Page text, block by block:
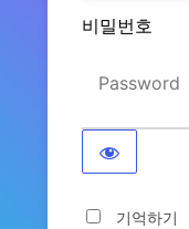
비밀번호
기억하기